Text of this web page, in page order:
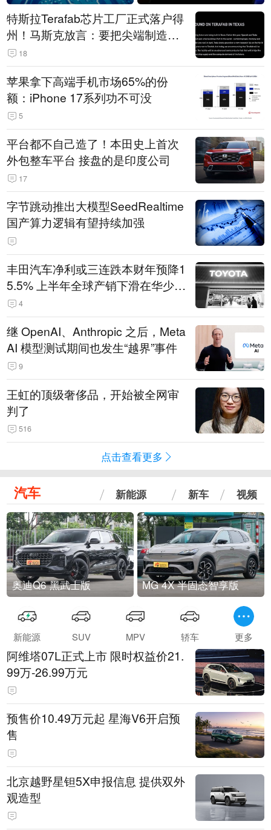
特斯拉Terafab芯片工厂正式落户得
州！马斯克放言：要把尖端制造带
回美国
18
苹果拿下高端手机市场65%的份
额：iPhone 17系列功不可没
5
平台都不自己造了！本田史上首次
外包整车平台 接盘的是印度公司
17
字节跳动推出大模型SeedRealtime
国产算力逻辑有望持续加强
丰田汽车净利或三连跌本财年预降1
5.5% 上半年全球产销下滑在华少卖
14.3万辆
4
继 OpenAI、Anthropic 之后，Meta
AI 模型测试期间也发生“越界”事件
9
王虹的顶级奢侈品，开始被全网审
判了
516
点击查看更多
汽车 新能源 新车 视频
奥迪Q6 黑武士版 MG 4X 半固态智享版
新能源 SUV MPV 轿车 更多
阿维塔07L正式上市 限时权益价21.
99万-26.99万元
预售价10.49万元起 星海V6开启预
售
北京越野星钽5X申报信息 提供双外
观造型